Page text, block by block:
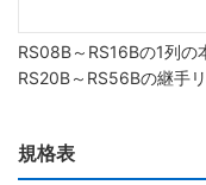
RS08B～RS16Bの1列
RS20B～RS56Bの継手
規格表